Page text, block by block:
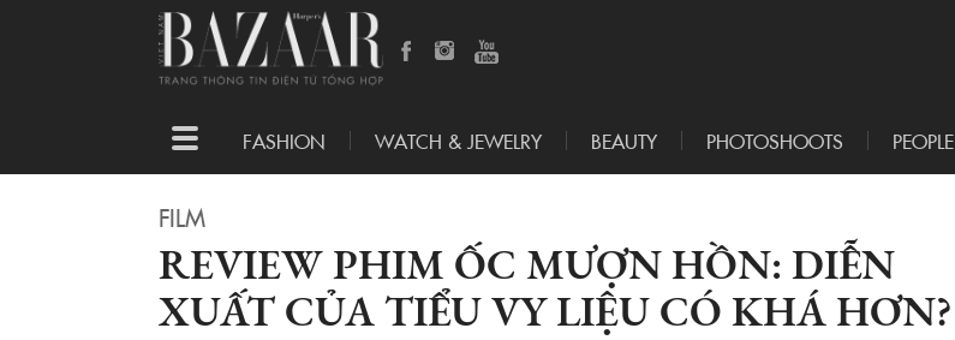
Toggle
navigation
FASHION WATCH & JEWELRY BEAUTY PHOTOSHOOTS PEOPLE
FILM
REVIEW PHIM ỐC MƯỢN HỒN: DIỄN
XUẤT CỦA TIỂU VY LIỆU CÓ KHÁ HƠN?